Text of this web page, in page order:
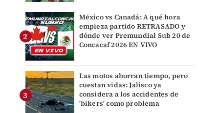
México vs Canadá: A qué hora
empieza partido RETRASADO y
dónde ver Premundial Sub 20 de
Concacaf 2026 EN VIVO
Las motos ahorran tiempo, pero
cuestan vidas: Jalisco ya
considera a los accidentes de
'bikers' como problema